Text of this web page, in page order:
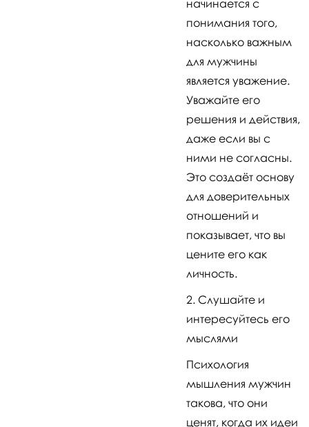
начинается с
понимания того,
насколько важным
для мужчины
является уважение.
Уважайте его
решения и действия,
даже если вы с
ними не согласны.
Это создаёт основу
для доверительных
отношений и
показывает, что вы
цените его как
личность.
Слушайте и
интересуйтесь его
мыслями
Психология
мышления мужчин
такова, что они
ценят, когда их идеи